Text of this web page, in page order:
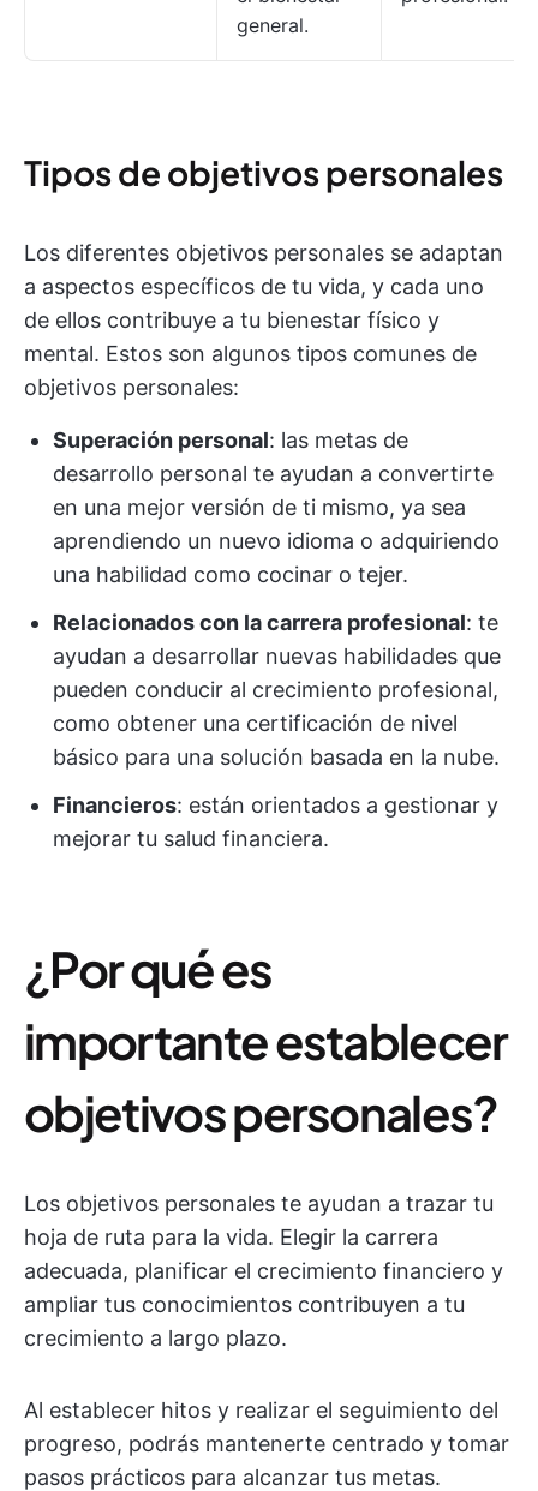
general.
Tipos de objetivos personales
Los diferentes objetivos personales se adaptan
a aspectos específicos de tu vida, y cada uno
de ellos contribuye a tu bienestar físico y
mental. Estos son algunos tipos comunes de
objetivos personales:
Superación personal: las metas de
desarrollo personal te ayudan a convertirte
en una mejor versión de ti mismo, ya sea
aprendiendo un nuevo idioma o adquiriendo
una habilidad como cocinar o tejer.
Relacionados con la carrera profesional: te
ayudan a desarrollar nuevas habilidades que
pueden conducir al crecimiento profesional,
como obtener una certificación de nivel
básico para una solución basada en la nube.
Financieros: están orientados a gestionar y
mejorar tu salud financiera.
¿Por qué es
importante establecer
objetivos personales?
Los objetivos personales te ayudan a trazar tu
hoja de ruta para la vida. Elegir la carrera
adecuada, planificar el crecimiento financiero y
ampliar tus conocimientos contribuyen a tu
crecimiento a largo plazo.
Al establecer hitos y realizar el seguimiento del
progreso, podrás mantenerte centrado y tomar
pasos prácticos para alcanzar tus metas.